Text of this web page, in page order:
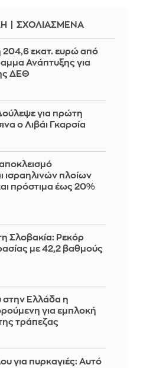
ΣΧΟΛΙΑΣΜΕΝΑ
εκατ. ευρώ από
Ανάπτυξης για
ΔΕΘ
για πρώτη
ο Λιβάι Γκαρσία
αποκλεισμό
ισραηλινών πλοίων
πρόστιμα έως 20%
Σλοβακία: Ρεκόρ
με 42,2 βαθμούς
στην Ελλάδα η
για εμπλοκή
τράπεζας
για πυρκαγιές: Αυτό